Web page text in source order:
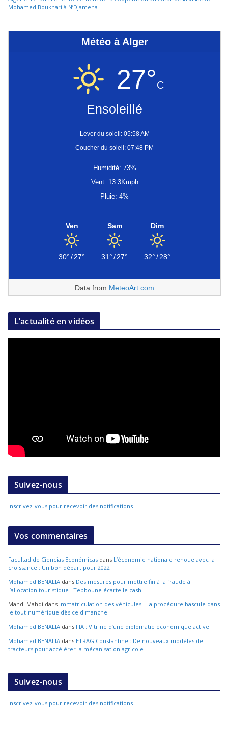
Mohamed Boukhari à N’Djamena
Météo à Alger
27°C
Ensoleillé
Lever du soleil: 05:58 AM
Coucher du soleil: 07:48 PM
Humidité: 73%
Vent: 13.3Kmph
Pluie: 4%
Ven
30°/27°
Sam
31°/27°
Dim
32°/28°
Data from MeteoArt.com
L’actualité en vidéos
Suivez-nous
Inscrivez-vous pour recevoir des notifications
Vos commentaires
Facultad de Ciencias Económicas dans L’économie nationale renoue avec la
croissance : Un bon départ pour 2022
Mohamed BENALIA dans Des mesures pour mettre fin à la fraude à
l’allocation touristique : Tebboune écarte le cash !
Mahdi Mahdi dans Immatriculation des véhicules : La procédure bascule dans
le tout-numérique dès ce dimanche
Mohamed BENALIA dans FIA : Vitrine d’une diplomatie économique active
Mohamed BENALIA dans ETRAG Constantine : De nouveaux modèles de
tracteurs pour accélérer la mécanisation agricole
Suivez-nous
Inscrivez-vous pour recevoir des notifications